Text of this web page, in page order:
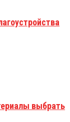
выбрать